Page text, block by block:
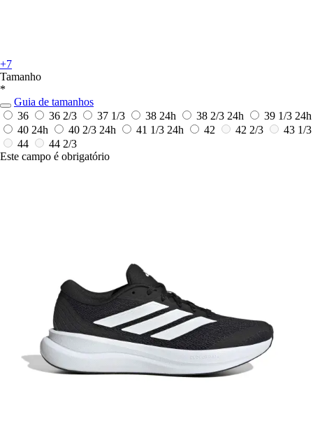
+7
Tamanho
*
Guia de tamanhos
36
36 2/3 37 1/3 38 24h 38 2/3 24h 39 1/3 24h
40 24h 40 2/3 24h 41 1/3 24h 42 42 2/3
43 1/3
44
44 2/3
Este campo é obrigatório